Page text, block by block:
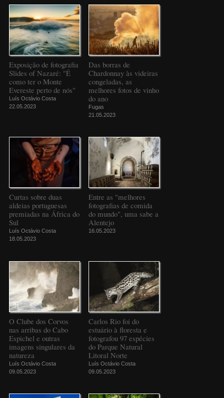
Exposição de fotografia
Slides of Nazaré: "É
como ter o Monte
Evereste perto de nós"
Luís Octávio Costa
22.05.2023
Das borras de
Chardonnay às videiras
congeladas, as
melhores fotos de vinho
do ano
Fugas
21.05.2023
Curtas sobre duas
aldeias portuguesas
premiadas na África do
Sul
Luís Octávio Costa
18.05.2023
Entre as "melhores
fotografias de comida
do mundo", uma sabe a
Alentejo
16.05.2023
O Clube dos Corvos
nas arribas do Cabo
Espichel e outras
imagens singulares da
natureza
Luís Octávio Costa
09.05.2023
Carlos Rio foi do
estuário à floresta e
fotografou 97 espécies
do Parque Natural
Litoral Norte
Luís Octávio Costa
09.05.2023